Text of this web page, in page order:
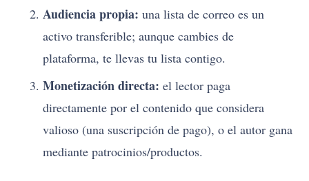
Audiencia propia: una lista de correo es un
activo transferible; aunque cambies de
plataforma, te llevas tu lista contigo.
Monetización directa: el lector paga
directamente por el contenido que considera
valioso (una suscripción de pago), o el autor gana
mediante patrocinios/productos.